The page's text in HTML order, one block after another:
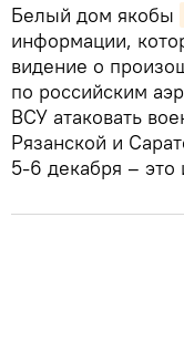
Белый дом якобы
информации,
видение о
по российским
ВСУ атаковать
Рязанской и
5-6 декабря – это